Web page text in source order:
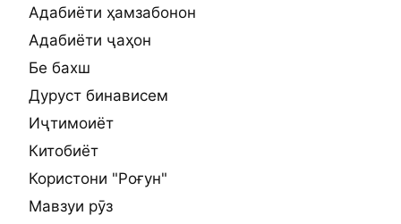
Адабиёти ҳамзабонон
Адабиёти ҷаҳон
Бе бахш
Дуруст бинависем
Иҷтимоиёт
Китобиёт
Користони "Роғун"
Мавзуи рӯз